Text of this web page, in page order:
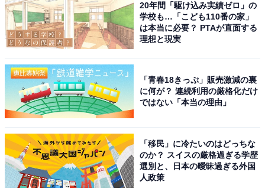
20年間「駆け込み実績ゼロ」の
学校も…「こども110番の家」
は本当に必要？ PTAが直面する
理想と現実
「青春18きっぷ」販売激減の裏
に何が？ 連続利用の厳格化だけ
ではない「本当の理由」
「移民」に冷たいのはどっちな
のか？ スイスの厳格過ぎる学歴
選別と、日本の曖昧過ぎる外国
人政策